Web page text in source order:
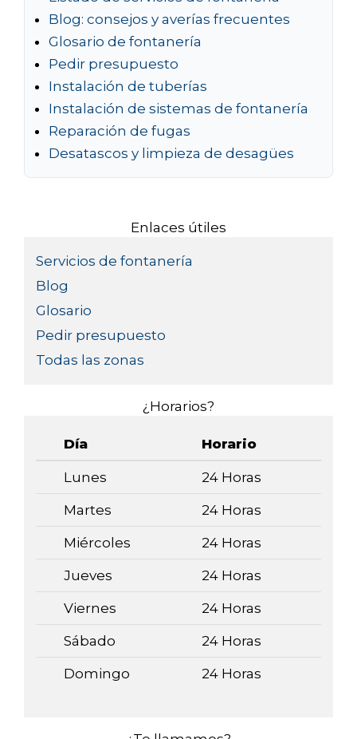
Blog: consejos y averías frecuentes
Glosario de fontanería
Pedir presupuesto
Instalación de tuberías
Instalación de sistemas de fontanería
Reparación de fugas
Desatascos y limpieza de desagües
Enlaces útiles
Servicios de fontanería
Blog
Glosario
Pedir presupuesto
Todas las zonas
¿Horarios?
Día Horario
Lunes 24 Horas
Martes 24 Horas
Miércoles 24 Horas
Jueves 24 Horas
Viernes 24 Horas
Sábado 24 Horas
Domingo 24 Horas